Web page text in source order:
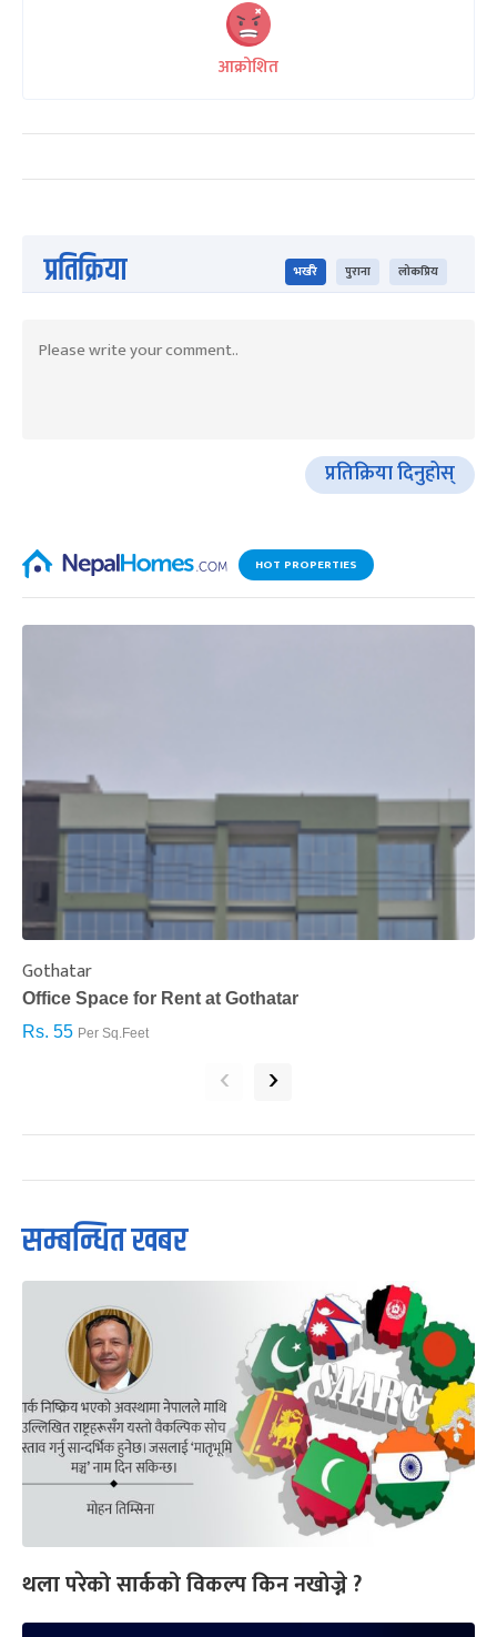
आक्रोशित
प्रतिक्रिया भर्खरै पुराना लोकप्रिय
प्रतिक्रिया दिनुहोस्
HOT PROPERTIES
Gothatar
Office Space for Rent at Gothatar
Rs. 55 Per Sq.Feet
‹ ›
सम्बन्धित खबर
थला परेको सार्कको विकल्प किन नखोज्ने ?